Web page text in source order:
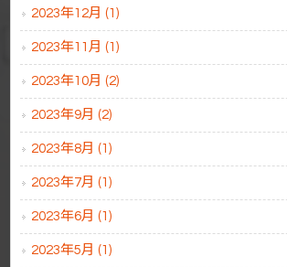
2023年12月 (1)
2023年11月 (1)
2023年10月 (2)
2023年9月 (2)
2023年8月 (1)
2023年7月 (1)
2023年6月 (1)
2023年5月 (1)